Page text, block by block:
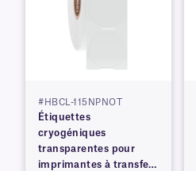
#HBCL-115NPNOT
Étiquettes
cryogéniques
transparentes pour
imprimantes à transfert